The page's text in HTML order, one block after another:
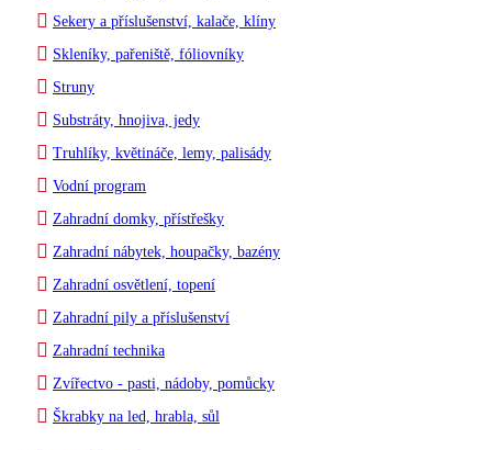
Sekery a příslušenství, kalače, klíny
Skleníky, pařeniště, fóliovníky
Struny
Substráty, hnojiva, jedy
Truhlíky, květináče, lemy, palisády
Vodní program
Zahradní domky, přístřešky
Zahradní nábytek, houpačky, bazény
Zahradní osvětlení, topení
Zahradní pily a příslušenství
Zahradní technika
Zvířectvo - pasti, nádoby, pomůcky
Škrabky na led, hrabla, sůl